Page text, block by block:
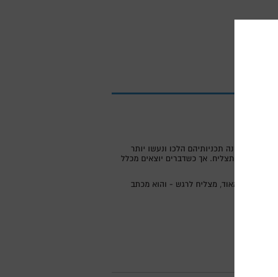
חברי הילדות מאט וג'יי ניסו אינספור פעמים להגשים את חלומם הנצחי – להופיע עם להקתם "נירוונה הלהקה" בבר "ריבולי" בטורונטו. במשך 17 שנה תכניותיהם הלכו ונעשו יותר
שהיא תצליח. אך כשדברים יוצאים מכלל
מצחיק מאוד, מצליח לרגש - והוא מכתב